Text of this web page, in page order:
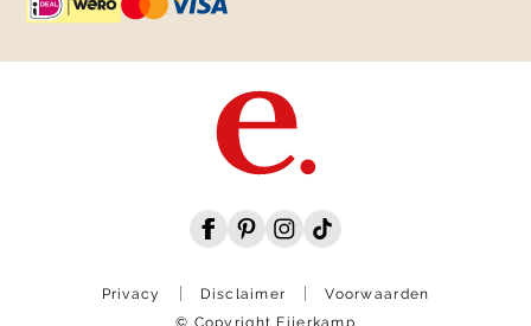
Privacy Disclaimer
Voorwaarden